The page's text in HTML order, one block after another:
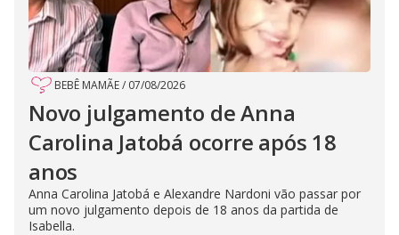
BEBÊ MAMÃE/ 07/08/2026
Novo julgamento de Anna
Carolina Jatobá ocorre após 18
anos
Anna Carolina Jatobá e Alexandre Nardoni vão passar por
um novo julgamento depois de 18 anos da partida de
Isabella.